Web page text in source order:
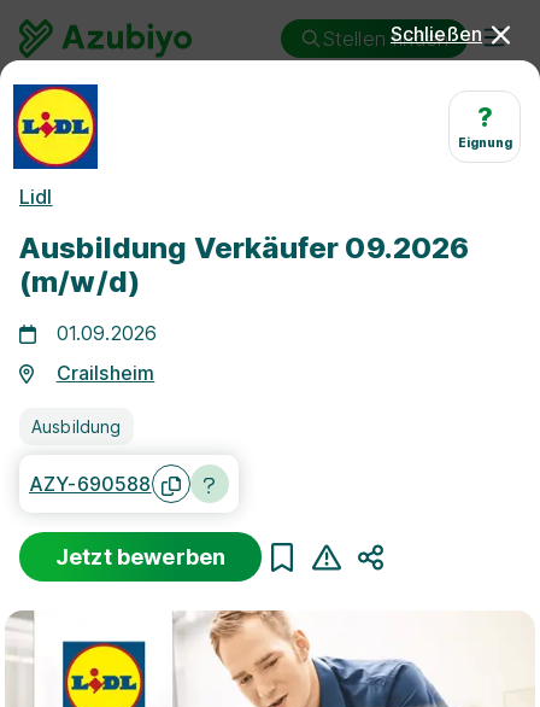
Stellen finden
Ausbildung
Ausbildung Verkäufer/in
Crailsheim
Freie Stellen finden
Suche zurücksetzen
Schließen
?
Eignung
Lidl
Ausbildung Verkäufer 09.2026
(m/w/d)
01.09.2026
Crailsheim
Ausbildung
AZY-690588
Jetzt bewerben